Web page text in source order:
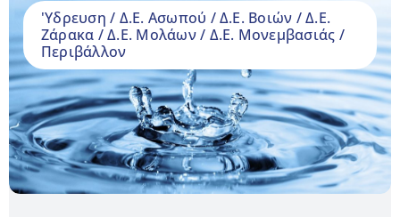
'Υδρευση / Δ.Ε. Ασωπού / Δ.Ε. Βοιών / Δ.Ε.
Ζάρακα / Δ.Ε. Μολάων / Δ.Ε. Μονεμβασιάς /
Περιβάλλον